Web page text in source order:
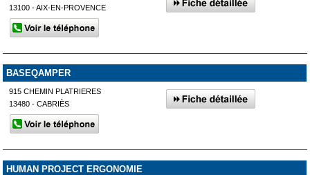
13100 - AIX-EN-PROVENCE
BASEQAMPER
915 CHEMIN PLATRIERES
13480 - CABRIÈS
HUMAN PROJECT ERGONOMIE